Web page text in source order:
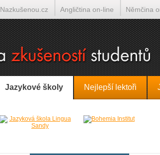
Jazykové školy Nejlepší lektoři
Nazkušenou.cz Angličtina on-line Němčina